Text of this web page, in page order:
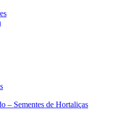
– Sementes de Hortaliças